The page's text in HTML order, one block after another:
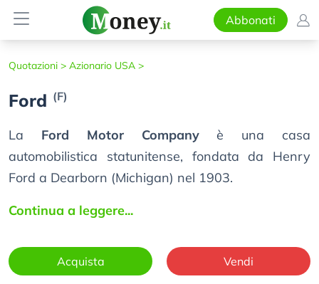
Abbonati
Quotazioni > Azionario USA >
Ford (F)
La Ford Motor Companyè una casa
automobilistica statunitense, fondata da Henry
Ford a Dearborn (Michigan) nel 1903.
Continua a leggere...
Acquista Vendi